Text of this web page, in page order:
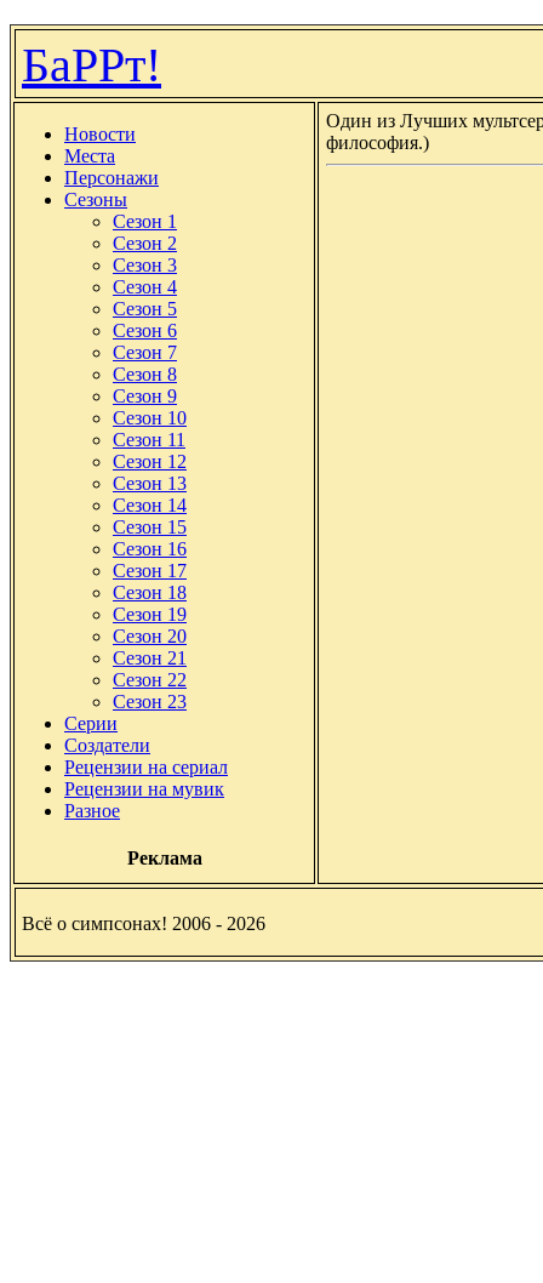
БаРРт!
Новости
Места
Персонажи
Сезоны
Сезон 1
Сезон 2
Сезон 3
Сезон 4
Сезон 5
Сезон 6
Сезон 7
Сезон 8
Сезон 9
Сезон 10
Сезон 11
Сезон 12
Сезон 13
Сезон 14
Сезон 15
Сезон 16
Сезон 17
Сезон 18
Сезон 19
Сезон 20
Сезон 21
Сезон 22
Сезон 23
Серии
Создатели
Рецензии на сериал
Рецензии на мувик
Разное
Реклама
Один из Лучших
философия.)
Всё о симпсонах! 2006 - 2026